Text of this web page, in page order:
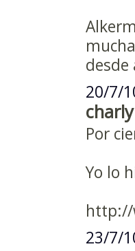
desde
20/7/
Por
Yo lo
http://
23/7/